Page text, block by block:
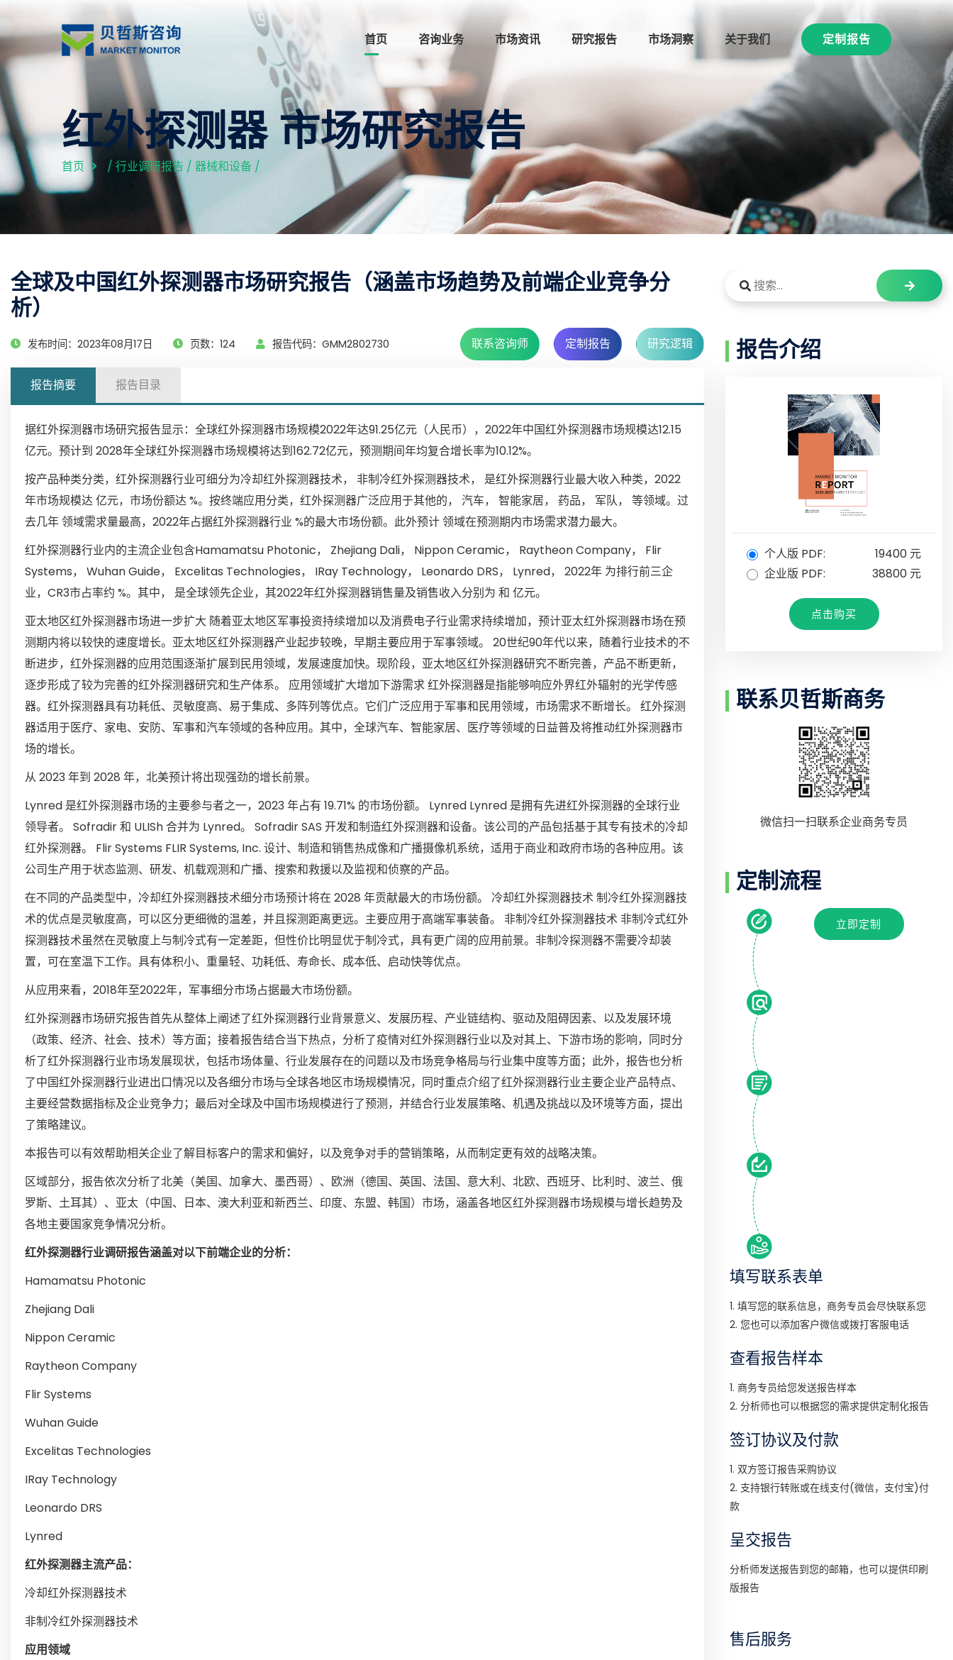
首页 咨询业务 市场资讯 研究报告 市场洞察 关于我们 定制报告
红外探测器 市场研究报告
首页 / 行业调研报告 / 器械和设备 /
全球及中国红外探测器市场研究报告（涵盖市场趋势及前端企业竞争分
析）
发布时间：2023年08月17日 页数：124 报告代码：GMM2802730 联系咨询师 定制报告 研究逻辑
报告摘要 报告目录
据红外探测器市场研究报告显示：全球红外探测器市场规模2022年达91.25亿元（人民币），2022年中国红外探测器市场规模达12.15
亿元。预计到 2028年全球红外探测器市场规模将达到162.72亿元，预测期间年均复合增长率为10.12%。
按产品种类分类，红外探测器行业可细分为冷却红外探测器技术， 非制冷红外探测器技术， 是红外探测器行业最大收入种类，2022
年市场规模达 亿元，市场份额达 %。按终端应用分类，红外探测器广泛应用于其他的， 汽车， 智能家居， 药品， 军队， 等领域。过
去几年 领域需求量最高，2022年占据红外探测器行业 %的最大市场份额。此外预计 领域在预测期内市场需求潜力最大。
红外探测器行业内的主流企业包含Hamamatsu Photonic， Zhejiang Dali， Nippon Ceramic， Raytheon Company， Flir
Systems， Wuhan Guide， Excelitas Technologies， IRay Technology， Leonardo DRS， Lynred， 2022年 为排行前三企
业，CR3市占率约 %。其中， 是全球领先企业，其2022年红外探测器销售量及销售收入分别为 和 亿元。
亚太地区红外探测器市场进一步扩大 随着亚太地区军事投资持续增加以及消费电子行业需求持续增加，预计亚太红外探测器市场在预
测期内将以较快的速度增长。亚太地区红外探测器产业起步较晚，早期主要应用于军事领域。 20世纪90年代以来，随着行业技术的不
断进步，红外探测器的应用范围逐渐扩展到民用领域，发展速度加快。现阶段，亚太地区红外探测器研究不断完善，产品不断更新，
逐步形成了较为完善的红外探测器研究和生产体系。 应用领域扩大增加下游需求 红外探测器是指能够响应外界红外辐射的光学传感
器。红外探测器具有功耗低、灵敏度高、易于集成、多阵列等优点。它们广泛应用于军事和民用领域，市场需求不断增长。 红外探测
器适用于医疗、家电、安防、军事和汽车领域的各种应用。其中，全球汽车、智能家居、医疗等领域的日益普及将推动红外探测器市
场的增长。
从 2023 年到 2028 年，北美预计将出现强劲的增长前景。
Lynred 是红外探测器市场的主要参与者之一，2023 年占有 19.71% 的市场份额。 Lynred Lynred 是拥有先进红外探测器的全球行业
领导者。 Sofradir 和 ULISh 合并为 Lynred。 Sofradir SAS 开发和制造红外探测器和设备。该公司的产品包括基于其专有技术的冷却
红外探测器。 Flir Systems FLIR Systems, Inc. 设计、制造和销售热成像和广播摄像机系统，适用于商业和政府市场的各种应用。该
公司生产用于状态监测、研发、机载观测和广播、搜索和救援以及监视和侦察的产品。
在不同的产品类型中，冷却红外探测器技术细分市场预计将在 2028 年贡献最大的市场份额。 冷却红外探测器技术 制冷红外探测器技
术的优点是灵敏度高，可以区分更细微的温差，并且探测距离更远。主要应用于高端军事装备。 非制冷红外探测器技术 非制冷式红外
探测器技术虽然在灵敏度上与制冷式有一定差距，但性价比明显优于制冷式，具有更广阔的应用前景。非制冷探测器不需要冷却装
置，可在室温下工作。具有体积小、重量轻、功耗低、寿命长、成本低、启动快等优点。
从应用来看，2018年至2022年，军事细分市场占据最大市场份额。
红外探测器市场研究报告首先从整体上阐述了红外探测器行业背景意义、发展历程、产业链结构、驱动及阻碍因素、以及发展环境
（政策、经济、社会、技术）等方面；接着报告结合当下热点，分析了疫情对红外探测器行业以及对其上、下游市场的影响，同时分
析了红外探测器行业市场发展现状，包括市场体量、行业发展存在的问题以及市场竞争格局与行业集中度等方面；此外，报告也分析
了中国红外探测器行业进出口情况以及各细分市场与全球各地区市场规模情况，同时重点介绍了红外探测器行业主要企业产品特点、
主要经营数据指标及企业竞争力；最后对全球及中国市场规模进行了预测，并结合行业发展策略、机遇及挑战以及环境等方面，提出
了策略建议。
本报告可以有效帮助相关企业了解目标客户的需求和偏好，以及竞争对手的营销策略，从而制定更有效的战略决策。
区域部分，报告依次分析了北美（美国、加拿大、墨西哥）、欧洲（德国、英国、法国、意大利、北欧、西班牙、比利时、波兰、俄
罗斯、土耳其）、亚太（中国、日本、澳大利亚和新西兰、印度、东盟、韩国）市场，涵盖各地区红外探测器市场规模与增长趋势及
各地主要国家竞争情况分析。
红外探测器行业调研报告涵盖对以下前端企业的分析：
Hamamatsu Photonic
Zhejiang Dali
Nippon Ceramic
Raytheon Company
Flir Systems
Wuhan Guide
Excelitas Technologies
IRay Technology
Leonardo DRS
Lynred
红外探测器主流产品：
冷却红外探测器技术
非制冷红外探测器技术
应用领域
报告介绍
个人版 PDF:
19400 元
企业版 PDF:
38800 元
点击购买
联系贝哲斯商务
微信扫一扫联系企业商务专员
定制流程
填写联系表单
1. 填写您的联系信息，商务专员会尽快联系您
2. 您也可以添加客户微信或拨打客服电话
查看报告样本
1. 商务专员给您发送报告样本
2. 分析师也可以根据您的需求提供定制化报告
签订协议及付款
1. 双方签订报告采购协议
2. 支持银行转账或在线支付(微信，支付宝)付
款
呈交报告
分析师发送报告到您的邮箱，也可以提供印刷
版报告
售后服务
立即定制